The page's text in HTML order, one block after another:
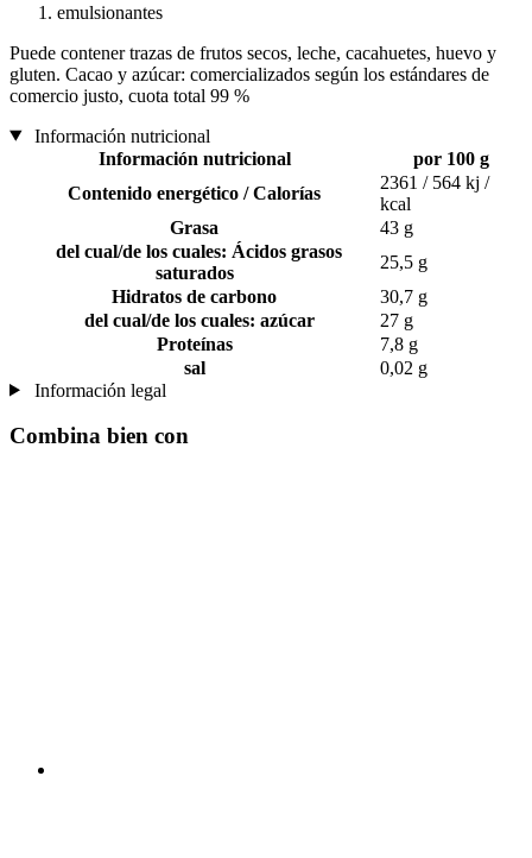
emulsionantes
Puede contener trazas de frutos secos, leche, cacahuetes, huevo y
gluten. Cacao y azúcar: comercializados según los estándares de
comercio justo, cuota total 99 %
Información nutricional
Información nutricional
por 100 g
Contenido energético / Calorías
2361 / 564 kj /
kcal
Grasa
43 g
del cual/de los cuales: Ácidos grasos
saturados
25,5 g
Hidratos de carbono
30,7 g
del cual/de los cuales: azúcar
27 g
Proteínas
7,8 g
sal
0,02 g
Información legal
Combina bien con